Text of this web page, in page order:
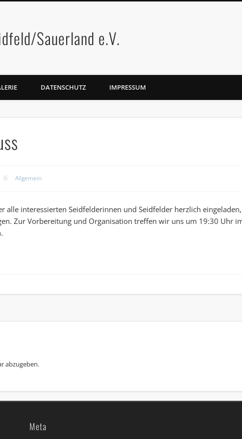
Sauerland e.V.
DATENSCHUTZ IMPRESSUM
Allgemein
alle interessierten Seidfelderinnen und Seidfelder herzlich
Zur Vorbereitung und Organisation treffen wir uns um 19:30 Uhr
abzugeben.
Meta